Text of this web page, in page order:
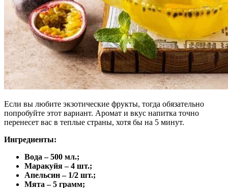
Если вы любите экзотические фрукты, тогда обязательно
попробуйте этот вариант. Аромат и вкус напитка точно
перенесет вас в теплые страны, хотя бы на 5 минут.
Ингредиенты:
Вода – 500 мл.;
Маракуйя – 4 шт.;
Апельсин – 1/2 шт.;
Мята – 5 грамм;